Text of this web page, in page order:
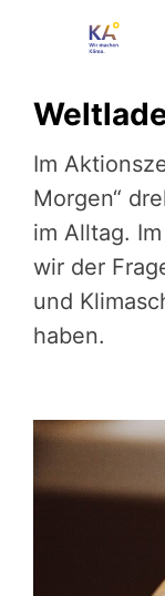
Im
Morgen“
im Alltag.
wir der
und
haben.